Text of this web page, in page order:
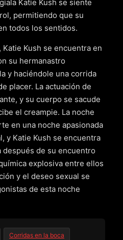
Katie Kush se siente
permitiendo que su
todos los sentidos.
Kush se encuentra en
su hermanastro
y haciéndole una corrida
placer. La actuación de
y su cuerpo se sacude
el creampie. La noche
en una noche apasionada
y Katie Kush se encuentra
después de su encuentro
explosiva entre ellos
y el deseo sexual se
de esta noche
Corridas en la boca